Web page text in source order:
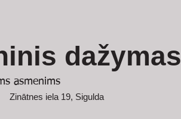
dažymas
asmenims
Zinātnes iela 19, Sigulda